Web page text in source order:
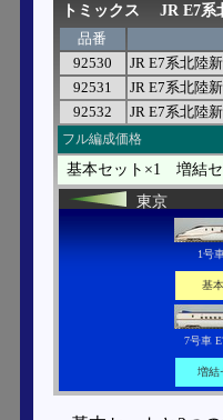
トミックス JR E7系
品番
92530
JR E7系北陸
92531
JR E7系北陸
92532
JR E7系北陸
フル編成価格
基本セット×1 増結
東京
1号
基
7号車
増結